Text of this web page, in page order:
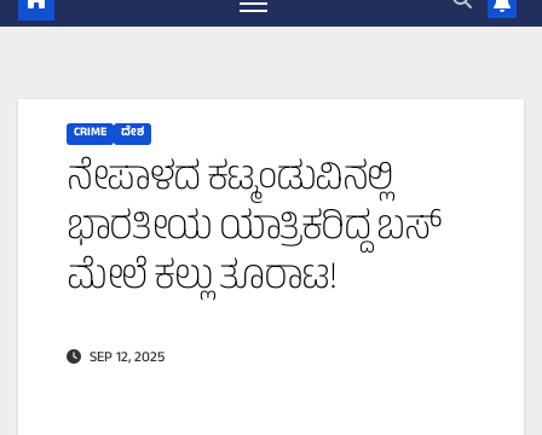
CRIME ದೇಶ
ನೇಪಾಳದ ಕಟ್ಮಂಡುವಿನಲ್ಲಿ
ಭಾರತೀಯ ಯಾತ್ರಿಕರಿದ್ದ ಬಸ್‌
ಮೇಲೆ ಕಲ್ಲು ತೂರಾಟ!
SEP 12, 2025